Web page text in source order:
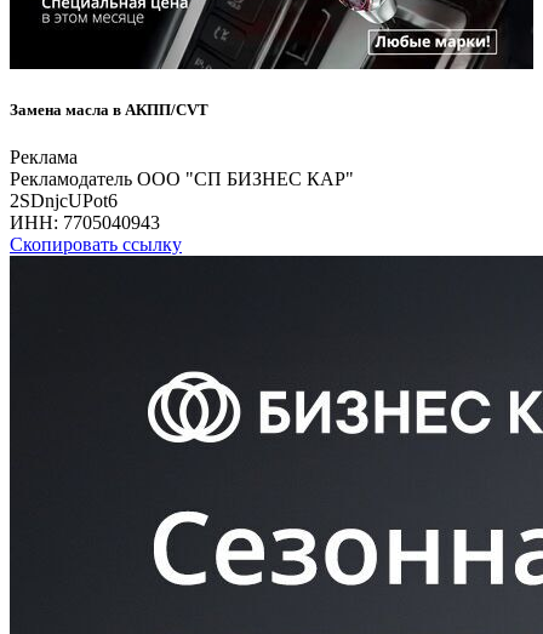
Замена масла в АКПП/CVT
Реклама
Рекламодатель ООО "СП БИЗНЕС КАР"
2SDnjcUPot6
ИНН: 7705040943
Скопировать ссылку